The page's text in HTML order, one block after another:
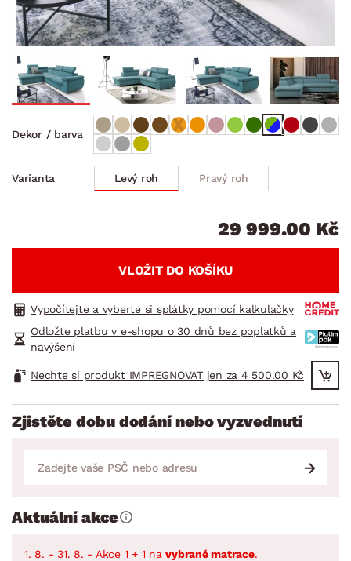
Dekor / barva
Varianta Levý roh Pravý roh
29 999.00 Kč
VLOŽIT DO KOŠÍKU
Vypočítejte a vyberte si splátky pomocí kalkulačky
Odložte platbu v e-shopu o 30 dnů bez poplatků a
navýšení
Nechte si produkt IMPREGNOVAT jen za 4 500.00 Kč
Zjistěte dobu dodání nebo vyzvednutí
Aktuální akce
1. 8. - 31. 8. - Akce 1 + 1 navybrané matrace.